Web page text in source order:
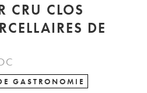
CRU CLOS
DE
GASTRONOMIE